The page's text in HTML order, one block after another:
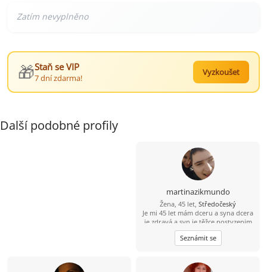
🎁Staň se VIP
7 dní zdarma!
Vyzkoušet
Další podobné profily
martinazikmundo
Žena, 45 let, Středočeský
Je mi 45 let mám dceru a syna dcera
je zdravá a syn je těžce postyzenim
starám se o něj 24 hodin denně jinak
mám ráda výlety procházky kino
dojdu s někým na kafe ????
Seznámit se